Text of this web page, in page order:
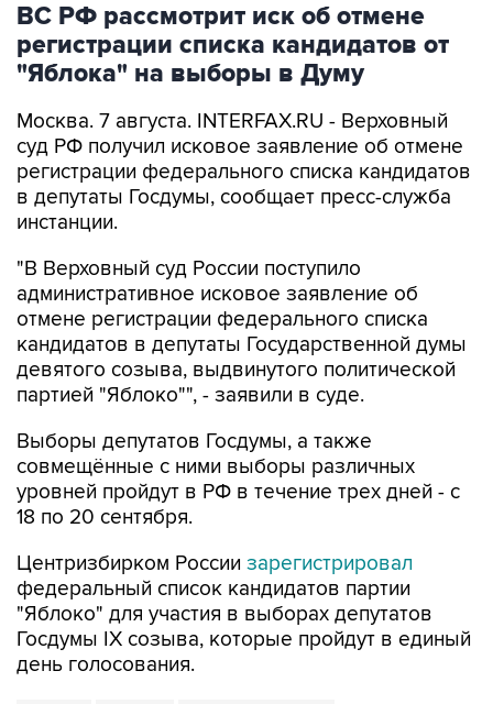
ВС РФ рассмотрит иск об отмене
регистрации списка кандидатов от
"Яблока" на выборы в Думу
Москва. 7 августа. INTERFAX.RU - Верховный
суд РФ получил исковое заявление об отмене
регистрации федерального списка кандидатов
в депутаты Госдумы, сообщает пресс-служба
инстанции.
"В Верховный суд России поступило
административное исковое заявление об
отмене регистрации федерального списка
кандидатов в депутаты Государственной думы
девятого созыва, выдвинутого политической
партией "Яблоко"", - заявили в суде.
Выборы депутатов Госдумы, а также
совмещённые с ними выборы различных
уровней пройдут в РФ в течение трех дней - с
18 по 20 сентября.
Центризбирком России зарегистрировал
федеральный список кандидатов партии
"Яблоко" для участия в выборах депутатов
Госдумы IX созыва, которые пройдут в единый
день голосования.